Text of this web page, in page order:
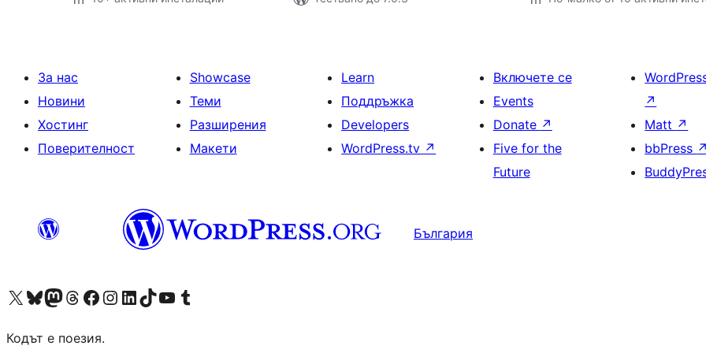
За нас
Новини
Хостинг
Поверителност
Showcase
Теми
Разширения
Макети
Learn
Поддръжка
Developers
WordPress.tv ↗
Включете се
Events
Donate ↗
Five for the
Future
↗
Matt ↗
bbPress ↗
България
Visit our X (formerly Twitter) account
Visit our Bluesky account
Visit our Mastodon account
Visit our Threads account
Посетете нашата страница във Facebook
Посетете нашия профил в Instagram
Посетете нашия профил в LinkedIn
Visit our TikTok account
Visit our YouTube channel
Visit our Tumblr account
Кодът е поезия.